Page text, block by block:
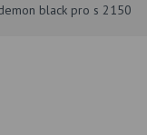
black pro s 2150